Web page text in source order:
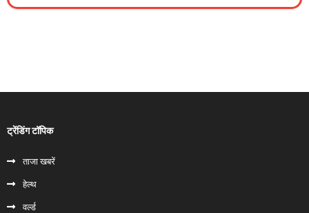
ट्रेंडिंग टॉपिक
ताजा खबरें
हेल्‍थ
वर्ल्ड